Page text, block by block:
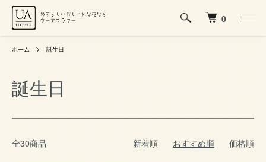
0
ホーム 誕生日
誕生日
全30商品 新着順 おすすめ順 価格順